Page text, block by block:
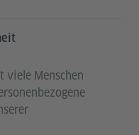
viele Menschen